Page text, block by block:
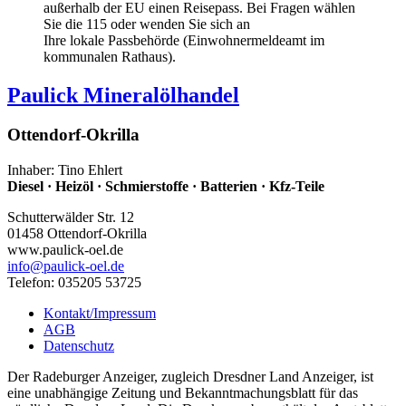
außerhalb der EU einen Reisepass. Bei Fragen wählen
Sie die 115 oder wenden Sie sich an
Ihre lokale Passbehörde (Einwohnermeldeamt im
kommunalen Rathaus).
Paulick Mineralölhandel
Ottendorf-Okrilla
Inhaber: Tino Ehlert
Diesel · Heizöl · Schmierstoffe · Batterien · Kfz-Teile
Schutterwälder Str. 12
01458 Ottendorf-Okrilla
www.paulick-oel.de
info@paulick-oel.de
Telefon: 035205 53725
Kontakt/Impressum
AGB
Datenschutz
Der Radeburger Anzeiger, zugleich Dresdner Land Anzeiger, ist
eine unabhängige Zeitung und Bekanntmachungsblatt für das